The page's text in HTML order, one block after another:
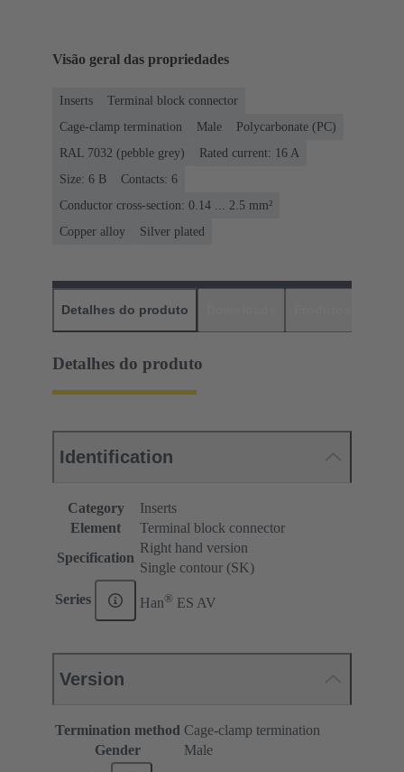
Visão geral das propriedades
Inserts
Terminal block connector
Cage-clamp termination
Male
Polycarbonate (PC)
RAL 7032 (pebble grey)
Rated current: ‌16 A
Size: 6 B
Contacts: 6
Conductor cross-section: 0.14 ... 2.5 mm²
Copper alloy
Silver plated
Detalhes do produto
Detalhes do produto
Identification
Category
Inserts
Element
Terminal block connector
Specification
Right hand version
Single contour (SK)
Series Han® ES AV
Version
Termination method Cage-clamp termination
Gender
Male